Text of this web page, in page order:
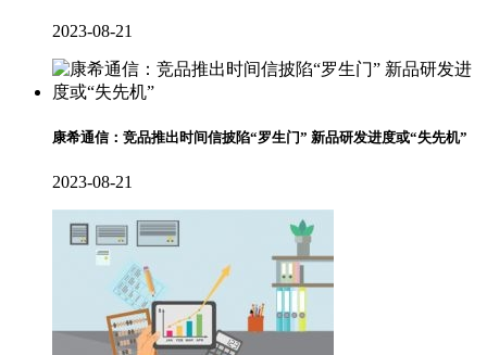
2023-08-21
康希通信：竞品推出时间信披陷“罗生门” 新品研发进度或“失先机”
2023-08-21